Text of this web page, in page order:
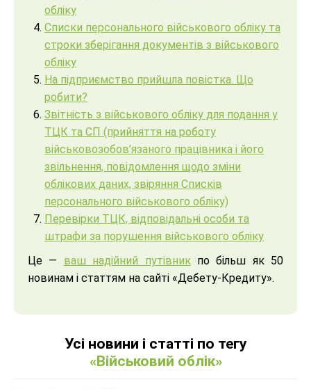
обліку
Списки персонального військового обліку та
строки зберігання документів з військового
обліку
На підприємство прийшла повістка. Що
робити?
Звітність з військового обліку для подання у
ТЦК та СП (прийняття на роботу
військовозобов’язаного працівника і його
звільнення, повідомлення щодо зміни
облікових даних, звіряння Списків
персонального військового обліку)
Перевірки ТЦК, відповідальні особи та
штрафи за порушення військового обліку
Це — ваш надійний путівникпо більш як 50
новинам і статтям на сайті «Дебету-Кредиту».
Усі новини і статті по тегу
«Військовий облік»